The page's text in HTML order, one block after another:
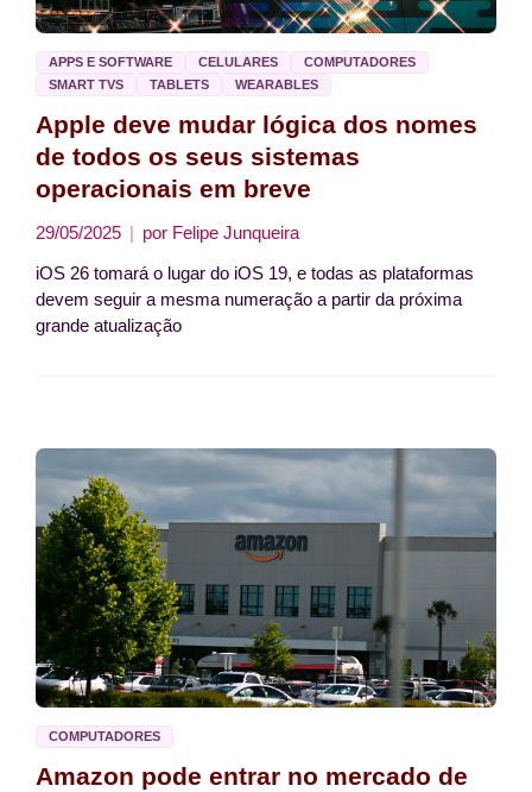
APPS E SOFTWARE CELULARES
COMPUTADORES
SMART TVS
TABLETS WEARABLES
Apple deve mudar lógica dos nomes
de todos os seus sistemas
operacionais em breve
29/05/2025 por Felipe Junqueira
iOS 26 tomará o lugar do iOS 19, e todas as plataformas
devem seguir a mesma numeração a partir da próxima
grande atualização
COMPUTADORES
Amazon pode entrar no mercado de